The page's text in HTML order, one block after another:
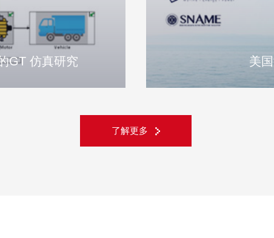
GT 仿真研究 美
了解更多